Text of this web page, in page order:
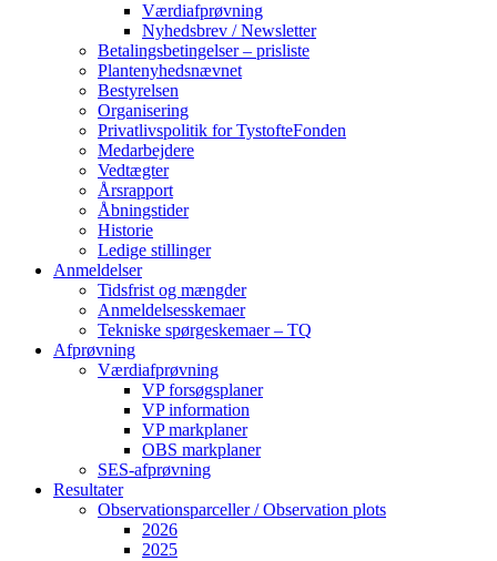
Værdiafprøvning
Nyhedsbrev / Newsletter
Betalingsbetingelser – prisliste
Plantenyhedsnævnet
Bestyrelsen
Organisering
Privatlivspolitik for TystofteFonden
Medarbejdere
Vedtægter
Årsrapport
Åbningstider
Historie
Ledige stillinger
Anmeldelser
Tidsfrist og mængder
Anmeldelsesskemaer
Tekniske spørgeskemaer – TQ
Afprøvning
Værdiafprøvning
VP forsøgsplaner
VP information
VP markplaner
OBS markplaner
SES-afprøvning
Resultater
Observationsparceller / Observation plots
2026
2025